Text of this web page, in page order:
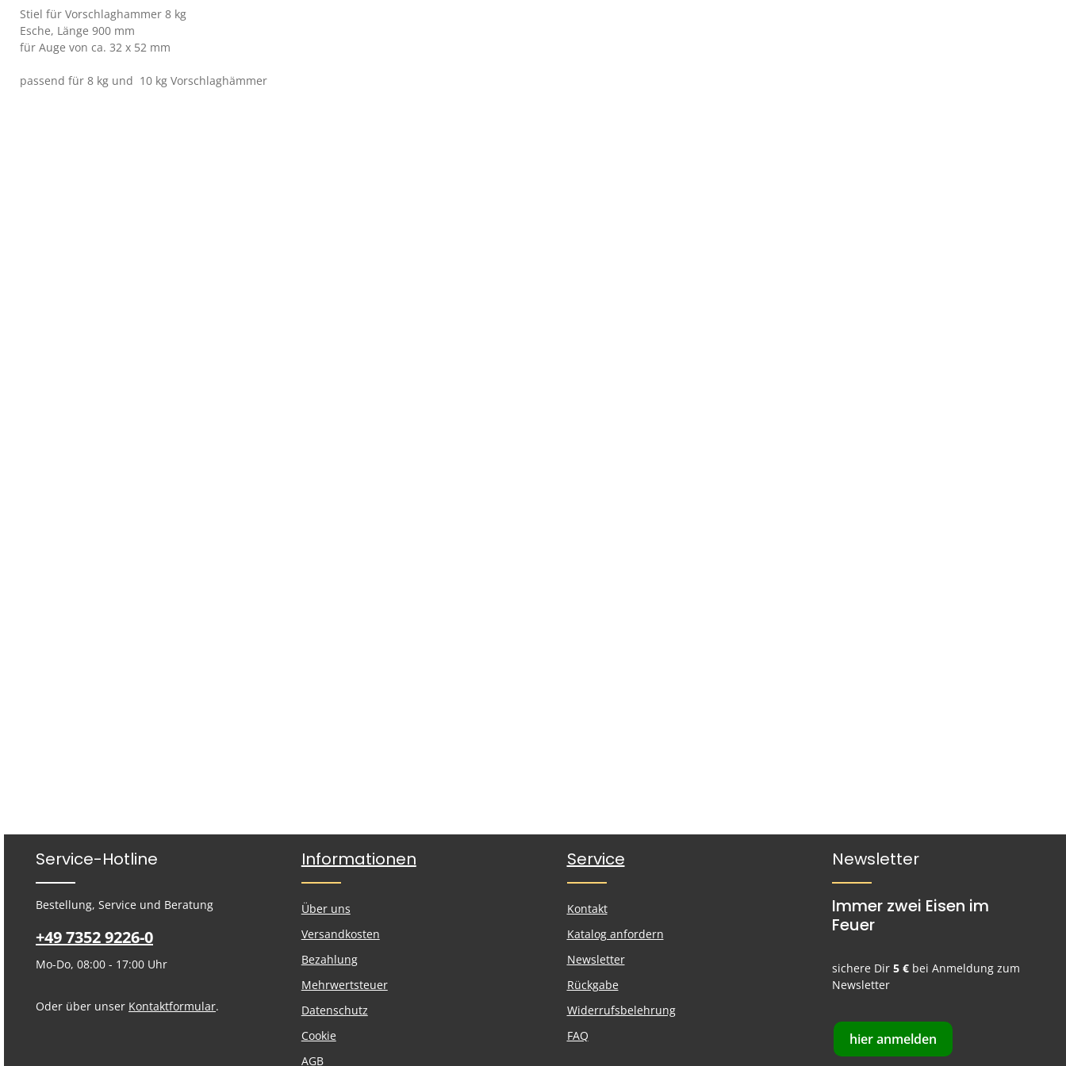
Stiel für Vorschlaghammer 8 kg
Esche, Länge 900 mm
für Auge von ca. 32 x 52 mm
passend für 8 kg und 10 kg Vorschlaghämmer
Service-Hotline
Bestellung, Service und Beratung
+49 7352 9226-0
Mo-Do, 08:00 - 17:00 Uhr
Oder über unser Kontaktformular.
Informationen
Über uns
Versandkosten
Bezahlung
Mehrwertsteuer
Datenschutz
Cookie
AGB
Service
Kontakt
Katalog anfordern
Newsletter
Rückgabe
Widerrufsbelehrung
FAQ
Newsletter
Immer zwei Eisen im
Feuer
sichere Dir5 € bei Anmeldung zum
Newsletter
hier anmelden